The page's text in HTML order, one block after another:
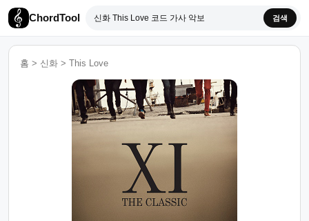
ChordTool 검색
홈 > 신화 > This Love